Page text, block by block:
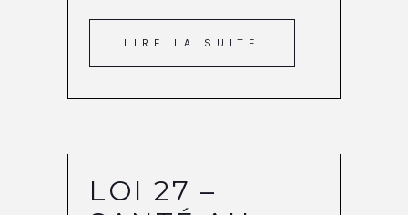
LIRE LA SUITE
LOI 27 –